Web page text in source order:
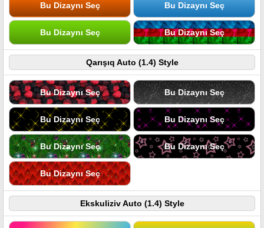
Bu Dizaynı Seç Bu Dizaynı Seç
Bu Dizaynı Seç Bu Dizaynı Seç
Qarışıq Auto (1.4) Style
Bu Dizaynı Seç Bu Dizaynı Seç
Bu Dizaynı Seç Bu Dizaynı Seç
Bu Dizaynı Seç Bu Dizaynı Seç
Bu Dizaynı Seç
Ekskuliziv Auto (1.4) Style